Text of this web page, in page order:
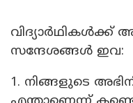
സന്ദേശങ്ങൾ ഇവ:
1. നിങ്ങളുടെ